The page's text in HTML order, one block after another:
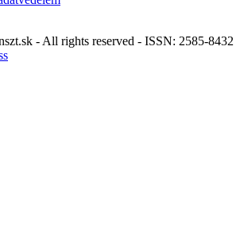
- All rights reserved - ISSN: 2585-8432